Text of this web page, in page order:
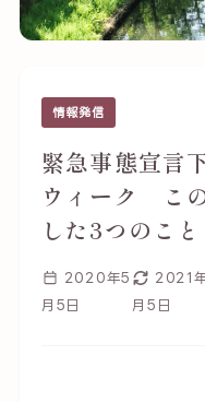
情報発信
緊急事態宣言
ウィーク こ
した3つのこ
2020年5
月5日
2021
月5日